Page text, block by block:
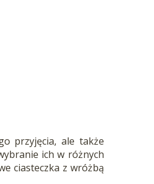
przyjęcia, ale także
ich w różnych
ciasteczka z wróżbą